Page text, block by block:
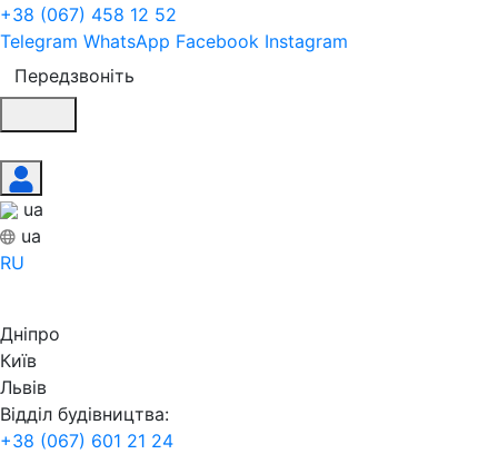
+38 (067) 458 12 52
Telegram WhatsApp Facebook Instagram
Передзвоніть
ua
ua
RU
Дніпро
Київ
Львів
Відділ будівництва:
+38 (067) 601 21 24